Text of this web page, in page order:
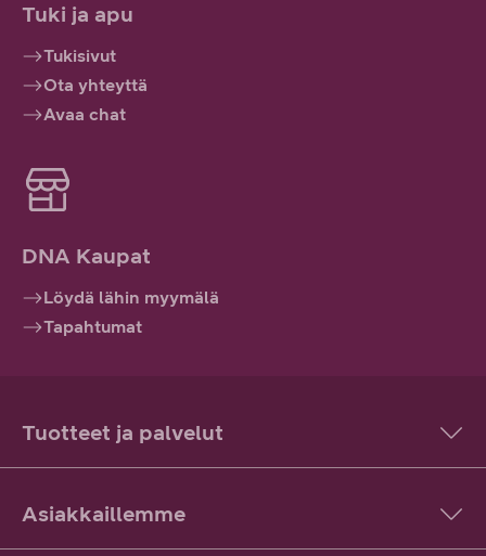
Tuki ja apu
Tukisivut
Ota yhteyttä
Avaa chat
DNA Kaupat
Löydä lähin myymälä
Tapahtumat
Tuotteet ja palvelut
Asiakkaillemme